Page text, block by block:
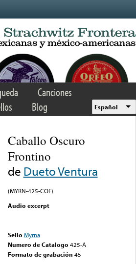
Canciones
Blog Español
Caballo Oscuro
Frontino
de Dueto Ventura
(MYRN-425-COF)
Audio excerpt
Sello Myrna
Numero de Catalogo 425-A
Formato de grabación 45